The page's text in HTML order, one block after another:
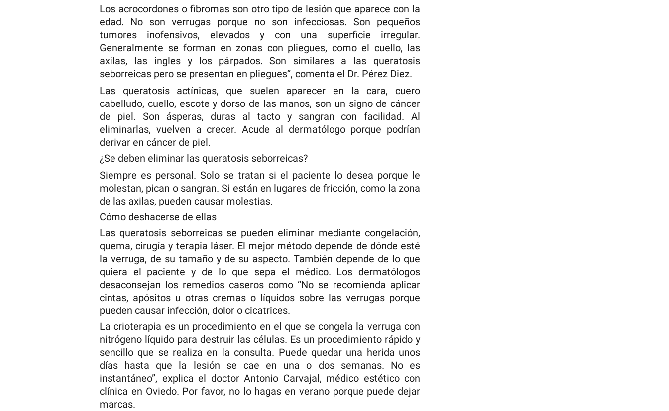
Los acrocordones o fibromas son otro tipo de lesión que aparece con la
edad. No son verrugas porque no son infecciosas. Son pequeños
tumores inofensivos, elevados y con una superficie irregular.
Generalmente se forman en zonas con pliegues, como el cuello, las
axilas, las ingles y los párpados. Son similares a las queratosis
seborreicas pero se presentan en pliegues”, comenta el Dr. Pérez Diez.
Las queratosis actínicas, que suelen aparecer en la cara, cuero
cabelludo, cuello, escote y dorso de las manos, son un signo de cáncer
de piel. Son ásperas, duras al tacto y sangran con facilidad. Al
eliminarlas, vuelven a crecer. Acude al dermatólogo porque podrían
derivar en cáncer de piel.
¿Se deben eliminar las queratosis seborreicas?
Siempre es personal. Solo se tratan si el paciente lo desea porque le
molestan, pican o sangran. Si están en lugares de fricción, como la zona
de las axilas, pueden causar molestias.
Cómo deshacerse de ellas
Las queratosis seborreicas se pueden eliminar mediante congelación,
quema, cirugía y terapia láser. El mejor método depende de dónde esté
la verruga, de su tamaño y de su aspecto. También depende de lo que
quiera el paciente y de lo que sepa el médico. Los dermatólogos
desaconsejan los remedios caseros como “No se recomienda aplicar
cintas, apósitos u otras cremas o líquidos sobre las verrugas porque
pueden causar infección, dolor o cicatrices.
La crioterapia es un procedimiento en el que se congela la verruga con
nitrógeno líquido para destruir las células. Es un procedimiento rápido y
sencillo que se realiza en la consulta. Puede quedar una herida unos
días hasta que la lesión se cae en una o dos semanas. No es
instantáneo”, explica el doctor Antonio Carvajal, médico estético con
clínica en Oviedo. Por favor, no lo hagas en verano porque puede dejar
marcas.